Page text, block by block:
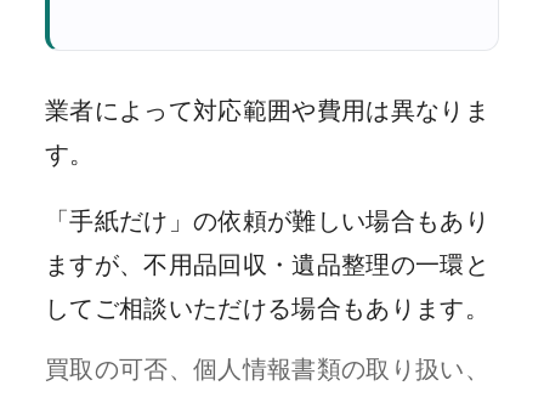
業者によって対応範囲や費用は異なりま
す。
「手紙だけ」の依頼が難しい場合もあり
ますが、不用品回収・遺品整理の一環と
してご相談いただける場合もあります。
買取の可否、個人情報書類の取り扱い、